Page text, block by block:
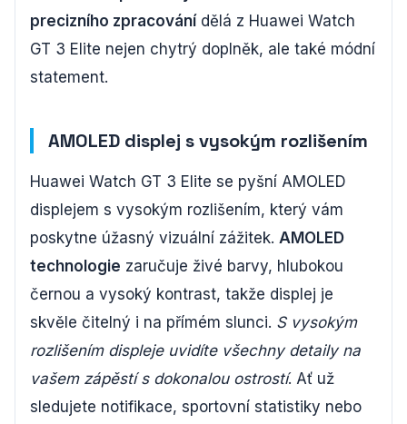
precizního zpracovánídělá z Huawei Watch
GT 3 Elite nejen chytrý doplněk, ale také módní
statement.
AMOLED displej s vysokým rozlišením
Huawei Watch GT 3 Elite se pyšní AMOLED
displejem s vysokým rozlišením, který vám
poskytne úžasný vizuální zážitek. AMOLED
technologie zaručuje živé barvy, hlubokou
černou a vysoký kontrast, takže displej je
skvěle čitelný i na přímém slunci. S vysokým
rozlišením displeje uvidíte všechny detaily na
vašem zápěstí s dokonalou ostrostí. Ať už
sledujete notifikace, sportovní statistiky nebo